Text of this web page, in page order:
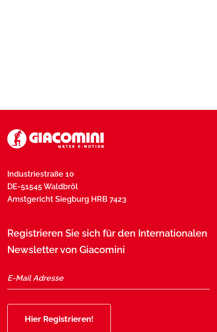
Industriestraße 10
DE-51545 Waldbröl
Amstgericht Siegburg HRB 7423
Registrieren Sie sich für den Internationalen
Newsletter von Giacomini
Hier Registrieren!